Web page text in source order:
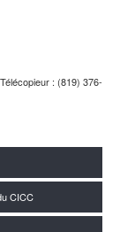
Télécopieur : (819) 376-
CICC